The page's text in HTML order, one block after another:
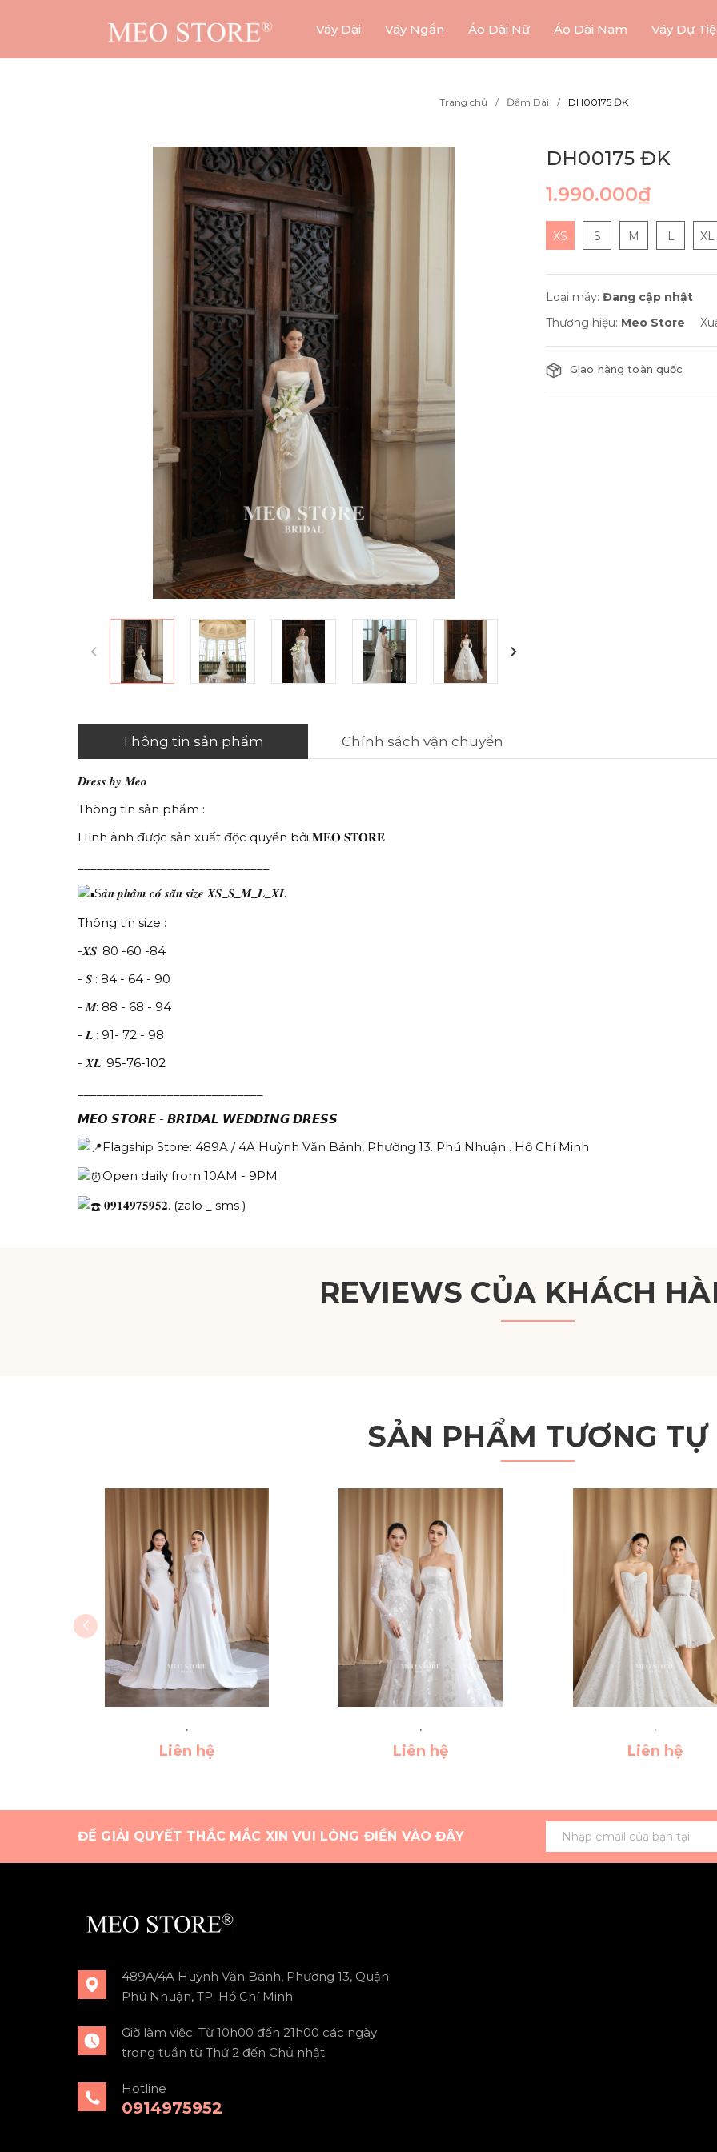
Váy Dài Váy Ngắn Áo Dài Nữ Áo Dài Nam Váy Dự
Trang chủ Đầm Dài DH00175 ĐK
DH00175 ĐK
1.990.000₫
XS S M L XL
Loại máy: Đang cập nhật
Thương hiệu: Meo Store
Giao hàng toàn quốc
Thông tin sản phẩm Chính sách vận chuyển
𝑫𝒓𝒆𝒔𝒔 𝒃𝒚 𝑴𝒆𝒐
Thông tin sản phẩm :
Hình ảnh được sản xuất độc quyền bởi 𝐌𝐄𝐎 𝐒𝐓𝐎𝐑𝐄
S𝒂̉𝒏 𝒑𝒉𝒂̂̉𝒎 𝒄𝒐́ 𝒔𝒂̆̃𝒏 𝒔𝒊𝒛𝒆 𝑿𝑺_𝑺_𝑴_𝑳_𝑿𝑳
Thông tin size :
-𝑿𝑺: 80 -60 -84
- 𝑺 : 84 - 64 - 90
- 𝑴: 88 - 68 - 94
- 𝑳 : 91- 72 - 98
- 𝑿𝑳: 95-76-102
𝙈𝙀𝙊 𝙎𝙏𝙊𝙍𝙀 - 𝘽𝙍𝙄𝘿𝘼𝙇 𝙒𝙀𝘿𝘿𝙄𝙉𝙂 𝘿𝙍𝙀𝙎𝙎
Flagship Store: 489A / 4A Huỳnh Văn Bánh, Phường 13. Phú Nhuận . Hồ Chí Minh
Open daily from 10AM - 9PM
𝟎𝟗𝟏𝟒𝟗𝟕𝟓𝟗𝟓𝟐. (zalo _ sms )
REVIEWS CỦA KHÁCH
SẢN PHẨM TƯƠNG TỰ
.
Liên hệ
.
Liên hệ
.
Liên hệ
ĐỂ GIẢI QUYẾT THẮC MẮC XIN VUI LÒNG ĐIỀN VÀO ĐÂY
489A/4A Huỳnh Văn Bánh, Phường 13, Quận
Phú Nhuận, TP. Hồ Chí Minh
Giờ làm việc: Từ 10h00 đến 21h00 các ngày
trong tuần từ Thứ 2 đến Chủ nhật
Hotline
0914975952